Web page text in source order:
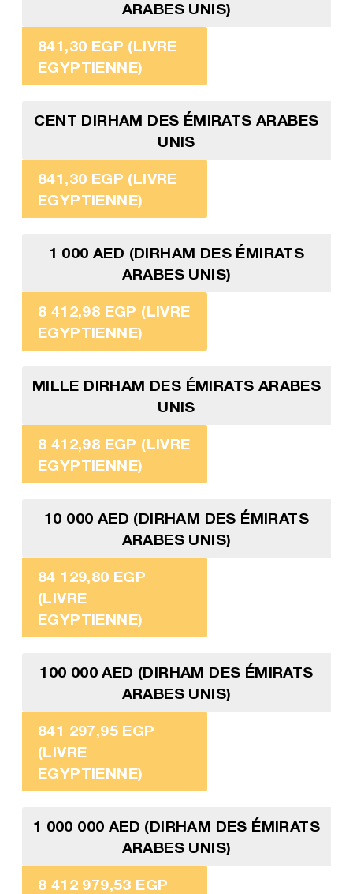
ARABES UNIS)
841,30 EGP (LIVRE
EGYPTIENNE)
CENT DIRHAM DES ÉMIRATS ARABES
UNIS
841,30 EGP (LIVRE
EGYPTIENNE)
1 000 AED (DIRHAM DES ÉMIRATS
ARABES UNIS)
8 412,98 EGP (LIVRE
EGYPTIENNE)
MILLE DIRHAM DES ÉMIRATS ARABES
UNIS
8 412,98 EGP (LIVRE
EGYPTIENNE)
10 000 AED (DIRHAM DES ÉMIRATS
ARABES UNIS)
84 129,80 EGP
(LIVRE
EGYPTIENNE)
100 000 AED (DIRHAM DES ÉMIRATS
ARABES UNIS)
841 297,95 EGP
(LIVRE
EGYPTIENNE)
1 000 000 AED (DIRHAM DES ÉMIRATS
ARABES UNIS)
8 412 979,53 EGP